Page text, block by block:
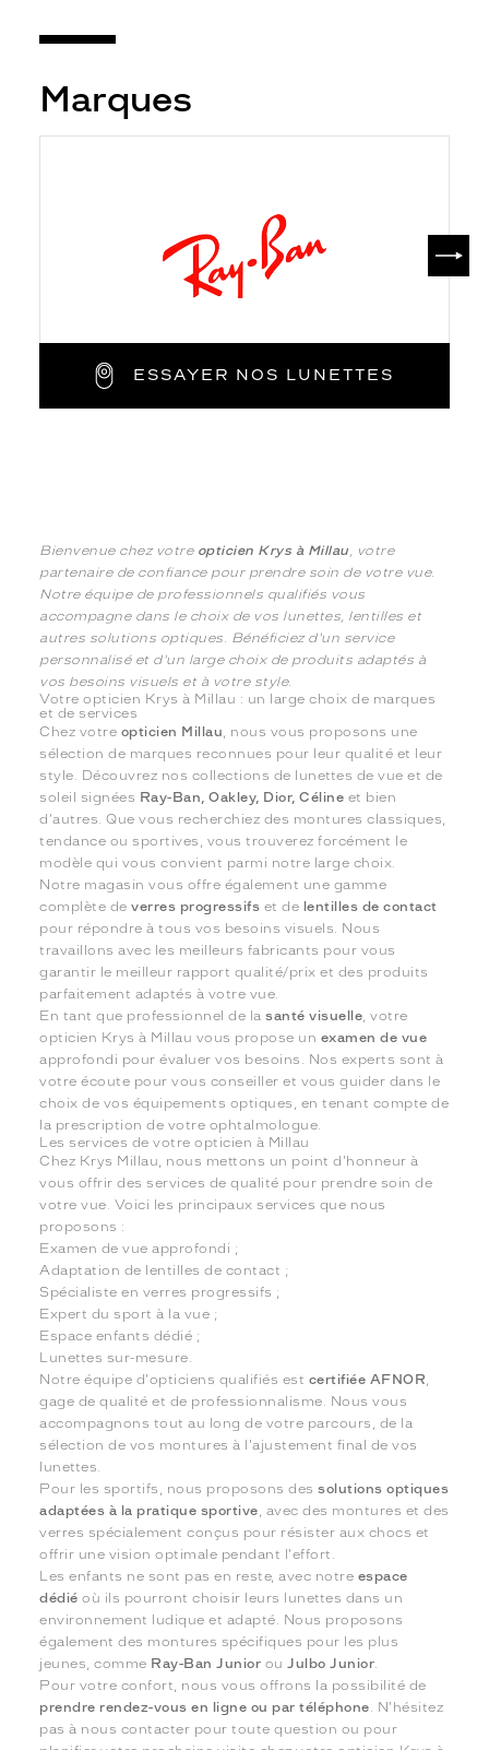
Marques
ESSAYER NOS LUNETTES
Bienvenue chez votre opticien Krys à Millau, votre
partenaire de confiance pour prendre soin de votre vue.
Notre équipe de professionnels qualifiés vous
accompagne dans le choix de vos lunettes, lentilles et
autres solutions optiques. Bénéficiez d'un service
personnalisé et d'un large choix de produits adaptés à
vos besoins visuels et à votre style.
Votre opticien Krys à Millau : un large choix de marques
et de services
Chez votre opticien Millau, nous vous proposons une
sélection de marques reconnues pour leur qualité et leur
style. Découvrez nos collections de lunettes de vue et de
soleil signées Ray-Ban, Oakley, Dior, Céline et bien
d'autres. Que vous recherchiez des montures classiques,
tendance ou sportives, vous trouverez forcément le
modèle qui vous convient parmi notre large choix.
Notre magasin vous offre également une gamme
complète deverres progressifs et de lentilles de contact
pour répondre à tous vos besoins visuels. Nous
travaillons avec les meilleurs fabricants pour vous
garantir le meilleur rapport qualité/prix et des produits
parfaitement adaptés à votre vue.
En tant que professionnel de lasanté visuelle, votre
opticien Krys à Millau vous propose un examen de vue
approfondi pour évaluer vos besoins. Nos experts sont à
votre écoute pour vous conseiller et vous guider dans le
choix de vos équipements optiques, en tenant compte de
la prescription de votre ophtalmologue.
Les services de votre opticien à Millau
Chez Krys Millau, nous mettons un point d'honneur à
vous offrir des services de qualité pour prendre soin de
votre vue. Voici les principaux services que nous
proposons :
Examen de vue approfondi ;
Adaptation de lentilles de contact ;
Spécialiste en verres progressifs ;
Expert du sport à la vue ;
Espace enfants dédié ;
Lunettes sur-mesure.
Notre équipe d'opticiens qualifiés est certifiée AFNOR,
gage de qualité et de professionnalisme. Nous vous
accompagnons tout au long de votre parcours, de la
sélection de vos montures à l'ajustement final de vos
lunettes.
Pour les sportifs, nous proposons dessolutions optiques
adaptées à la pratique sportive, avec des montures et des
verres spécialement conçus pour résister aux chocs et
offrir une vision optimale pendant l'effort.
Les enfants ne sont pas en reste, avec notre espace
dédié où ils pourront choisir leurs lunettes dans un
environnement ludique et adapté. Nous proposons
également des montures spécifiques pour les plus
jeunes, comme Ray-Ban Junior ouJulbo Junior.
Pour votre confort, nous vous offrons la possibilité de
prendre rendez-vous en ligne ou par téléphone. N'hésitez
pas à nous contacter pour toute question ou pour